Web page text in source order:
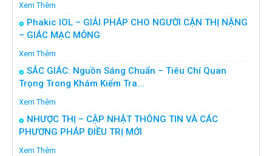
Xem Thêm
Phakic IOL – GIẢI PHÁP CHO NGƯỜI CẬN THỊ NẶNG
– GIÁC MẠC MỎNG
Xem Thêm
SẮC GIÁC: Nguồn Sáng Chuẩn – Tiêu Chí Quan
Trọng Trong Khám Kiểm Tra...
Xem Thêm
NHƯỢC THỊ – CẬP NHẬT THÔNG TIN VÀ CÁC
PHƯƠNG PHÁP ĐIỀU TRỊ MỚI
Xem Thêm